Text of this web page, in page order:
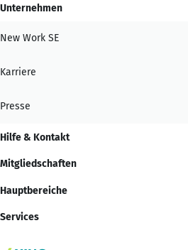
Unternehmen
New Work SE
Karriere
Presse
Hilfe & Kontakt
Mitgliedschaften
Hauptbereiche
Services